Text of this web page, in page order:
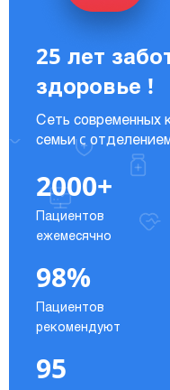
25 лет
здоровье !
Сеть современных
семьи c
2000+
Пациентов
ежемесячно
98%
Пациентов
рекомендуют
95